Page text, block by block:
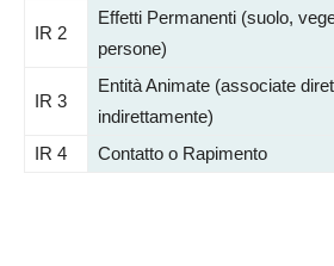
IR 2
Effetti Permanenti (suolo,
persone)
IR 3
Entità Animate (associate
indirettamente)
IR 4
Contatto o Rapimento